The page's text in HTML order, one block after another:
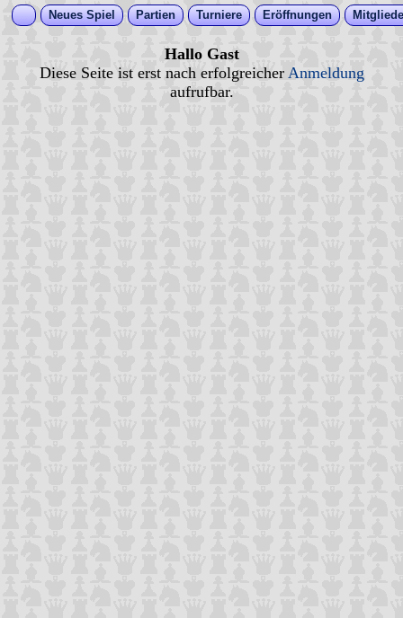
Neues Spiel Partien Turniere Eröffnungen
Hallo Gast
Diese Seite ist erst nach erfolgreicher Anmeldung
aufrufbar.